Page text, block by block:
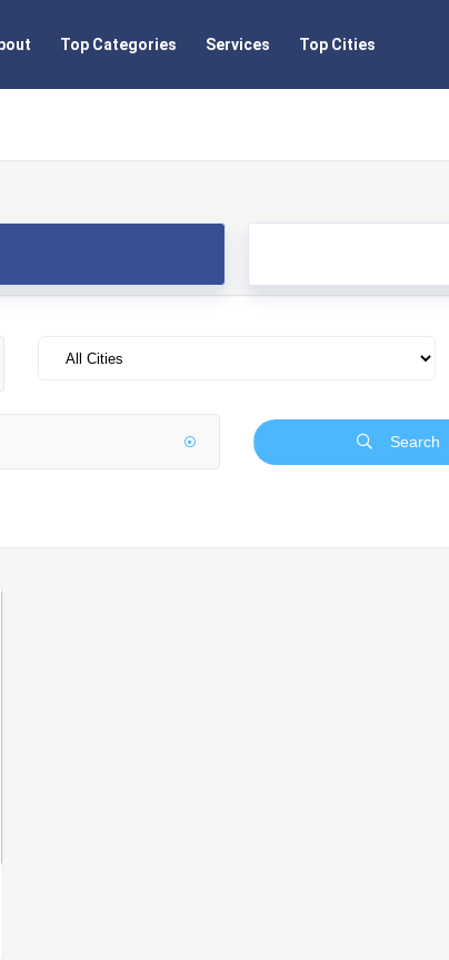
Top Categories Services Top Cities
Search